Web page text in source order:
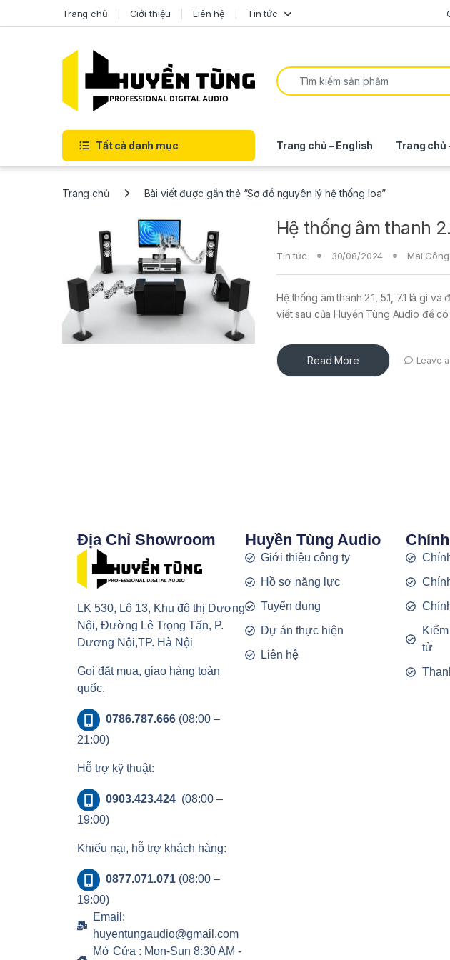
Trang chủ Giới thiệu Liên hệ Tin tức
Tất cả danh mục Trang chủ – English Trang chủ
Trang chủ Bài viết được gắn thẻ “Sơ đồ nguyên lý hệ thống loa”
Hệ thống âm thanh
Tin tức 30/08/2024 Mai
Hệ thống âm thanh 2.1, 5.1, 7.1 là gì
viết sau của Huyền Tùng Audio để có
Read More Leave
Địa Chỉ Showroom
LK 530, Lô 13, Khu đô thị Dương
Nội, Đường Lê Trọng Tấn, P.
Dương Nội,TP. Hà Nội
Gọi đặt mua, giao hàng toàn
quốc.
0786.787.666(08:00 –
21:00)
Hỗ trợ kỹ thuật:
0903.423.424 (08:00 –
19:00)
Khiếu nại, hỗ trợ khách hàng:
0877.071.071(08:00 –
19:00)
Email:
huyentungaudio@gmail.com
Mở Cửa : Mon-Sun 8:30 AM -
Huyền Tùng Audio
Giới thiệu công ty
Hồ sơ năng lực
Tuyển dụng
Dự án thực hiện
Liên hệ
tử